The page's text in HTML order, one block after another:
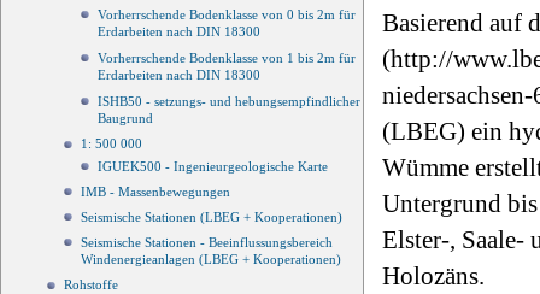
Vorherrschende Bodenklasse von 0 bis 2m für
Erdarbeiten nach DIN 18300
Vorherrschende Bodenklasse von 1 bis 2m für
Erdarbeiten nach DIN 18300
ISHB50 - setzungs- und hebungsempfindlicher
Baugrund
1: 500 000
IGUEK500 - Ingenieurgeologische Karte
IMB - Massenbewegungen
Seismische Stationen (LBEG + Kooperationen)
Seismische Stationen - Beeinflussungsbereich
Windenergieanlagen (LBEG + Kooperationen)
Rohstoffe
Basierend auf
(http://
(LBEG) ein
Wümme
Untergrund
Elster-, Saale-
Holozäns.